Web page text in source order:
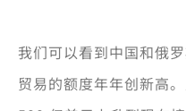
我们可以看到中国和俄
贸易的额度年年创新高